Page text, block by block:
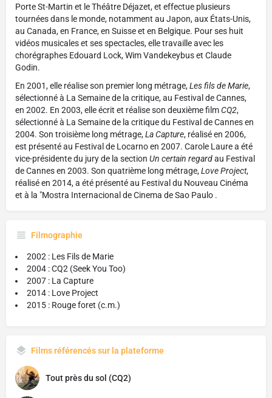
Porte St-Martin et le Théâtre Déjazet, et effectue plusieurs
tournées dans le monde, notamment au Japon, aux États-Unis,
au Canada, en France, en Suisse et en Belgique. Pour ses huit
vidéos musicales et ses spectacles, elle travaille avec les
chorégraphes Edouard Lock, Wim Vandekeybus et Claude
Godin.
En 2001, elle réalise son premier long métrage,Les fils de Marie,
sélectionné à La Semaine de la critique, au Festival de Cannes,
en 2002. En 2003, elle écrit et réalise son deuxième filmCQ2,
sélectionné à La Semaine de la critique du Festival de Cannes en
2004. Son troisième long métrage,La Capture, réalisé en 2006,
est présenté au Festival de Locarno en 2007. Carole Laure a été
vice-présidente du jury de la section Un certain regardau Festival
de Cannes en 2003. Son quatrième long métrage,Love Project,
réalisé en 2014, a été présenté au Festival du Nouveau Cinéma
et à la "Mostra Internacional de Cinema de Sao Paulo .
Filmographie
2002 : Les Fils de Marie
2004 : CQ2 (Seek You Too)
2007 : La Capture
2014 : Love Project
2015 : Rouge foret (c.m.)
Films référencés sur la plateforme
Tout près du sol (CQ2)